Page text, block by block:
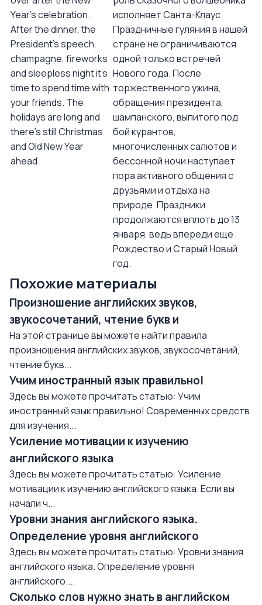
Year’s celebration.
After the dinner, the
President’s speech,
champagne, fireworks
and sleepless night it’s
time to spend time with
your friends. The
holidays are long and
there’s still Christmas
and Old New Year
ahead.
исполняет Санта-Клаус.
Праздничные гуляния в нашей
стране не ограничиваются
одной только встречей
Нового года. После
торжественного ужина,
обращения президента,
шампанского, выпитого под
бой курантов,
многочисленных салютов и
бессонной ночи наступает
пора активного общения с
друзьями и отдыха на
природе. Праздники
продолжаются вплоть до 13
января, ведь впереди еще
Рождество и Старый Новый
год.
Похожие материалы
Произношение английских звуков,
звукосочетаний, чтение букв и
На этой странице вы можете найти правила
произношения английских звуков, звукосочетаний,
чтение букв...
Учим иностранный язык правильно!
Здесь вы можете прочитать статью: Учим
иностранный язык правильно! Современных средств
для изучения...
Усиление мотивации к изучению
английского языка
Здесь вы можете прочитать статью: Усиление
мотивации к изучению английского языка. Если вы
начали ч...
Уровни знания английского языка.
Определение уровня английского
Здесь вы можете прочитать статью: Уровни знания
английского языка. Определение уровня
английского....
Сколько слов нужно знать в английском